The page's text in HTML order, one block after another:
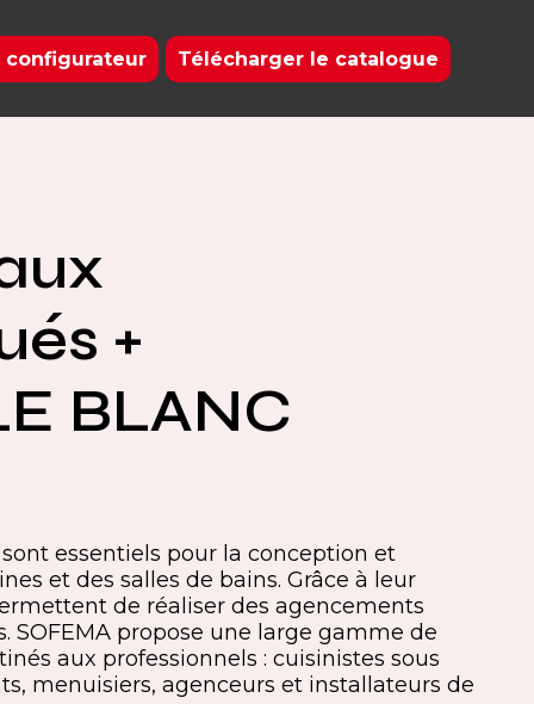
configurateur Télécharger le catalogue
+
BLANC
essentiels pour la conception et
et des salles de bains. Grâce à leur
de réaliser des agencements
SOFEMA propose une large gamme de
aux professionnels : cuisinistes sous
menuisiers, agenceurs et installateurs de